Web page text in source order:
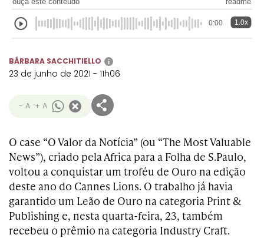
Transformation
Creative
Commerce
Entertainment
for Music
for Sport
Film Craft
Media
Creative Brand
Creative
Transformation
Creative Data
Entertainment
Entertainment
for Music
Entertainment
Innovation
Luxury
Titanium
0:00 1.0x
BÁRBARA SACCHITIELLO i
23 de junho de 2021 - 11h06
- A + A
O case “O Valor da Notícia” (ou “The Most Valuable
News”), criado pela Africa para a Folha de S.Paulo,
voltou a conquistar um troféu de Ouro na edição
deste ano do Cannes Lions. O trabalho já havia
garantido um Leão de Ouro na categoria Print &
Publishing e, nesta quarta-feira, 23, também
recebeu o prêmio na categoria Industry Craft.